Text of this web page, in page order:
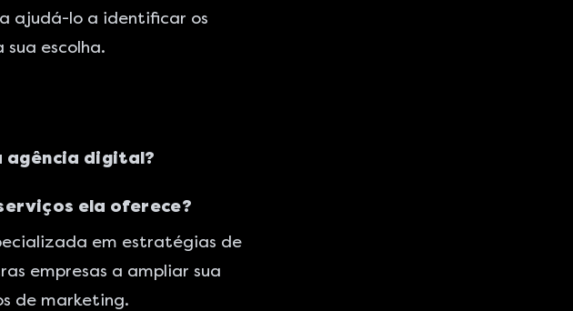
ajudá-lo a identificar os
escolha.
agência digital?
ela oferece?
em estratégias de
empresas a ampliar sua
de marketing.